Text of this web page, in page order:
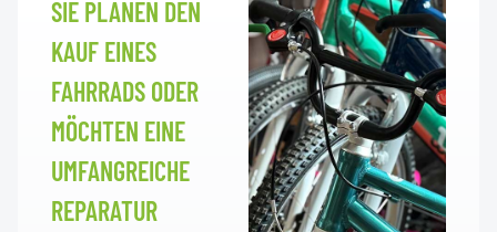
SIE PLANEN DEN
KAUF EINES
FAHRRADS ODER
MÖCHTEN EINE
UMFANGREICHE
REPARATUR